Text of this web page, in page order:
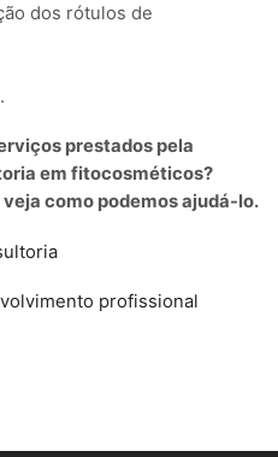
dos rótulos de
prestados pela
em fitocosméticos?
como podemos ajudá-lo.
profissional